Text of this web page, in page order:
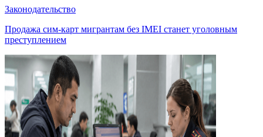
Законодательство
Продажа сим-карт мигрантам без IMEI станет уголовным
преступлением